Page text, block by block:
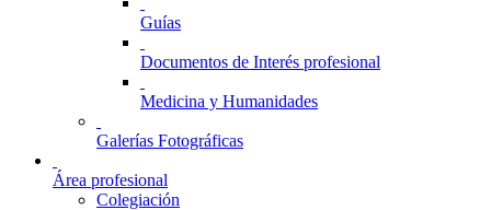
Guías
Documentos de Interés profesional
Medicina y Humanidades
Galerías Fotográficas
Área profesional
Colegiación